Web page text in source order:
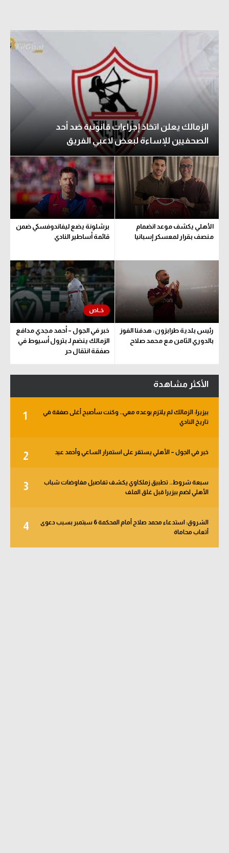
الزمالك يعلن اتخاذ إجراءات قانونية ضد أحد
الصحفيين للإساءة لبعض لاعبي الفريق
الأهلي يكشف موعد انضمام
منصف بقرار لمعسكر إسبانيا
برشلونة يضع ليفاندوفسكي ضمن
قائمة أساطير النادي
رئيس بلدية طرابزون: هدفنا الفوز
بالدوري الثامن مع محمد صلاح
خبر في الجول – أحمد مجدي مدافع
الزمالك ينضم لـ بترول أسيوط في
صفقة انتقال حر
الأكثر مشاهدة
1
بيزيرا: الزمالك لم يلتزم بوعده معي.. وكنت سأصبح أغلى صفقة في
تاريخ النادي
2 خبر في الجول – الأهلي يستقر على استمرار الساعي وأحمد عيد
3
سبعة شروط.. تطبيق زملكاوي يكشف تفاصيل مفاوضات شباب
الأهلي لضم بيزيرا قبل غلق الملف
4
الشروق: استدعاء محمد صلاح أمام المحكمة 6 سبتمبر بسبب دعوى
أتعاب محاماة